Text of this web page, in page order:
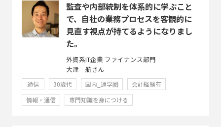
監査や内部統制を体系的に学ぶこと
で、自社の業務プロセスを客観的に
見直す視点が持てるようになりまし
た。
外資系IT企業 ファイナンス部門
大津 航さん
通信 30歳代 国内_通学圏
会計経験有
情報・通信
専門知識を身につける